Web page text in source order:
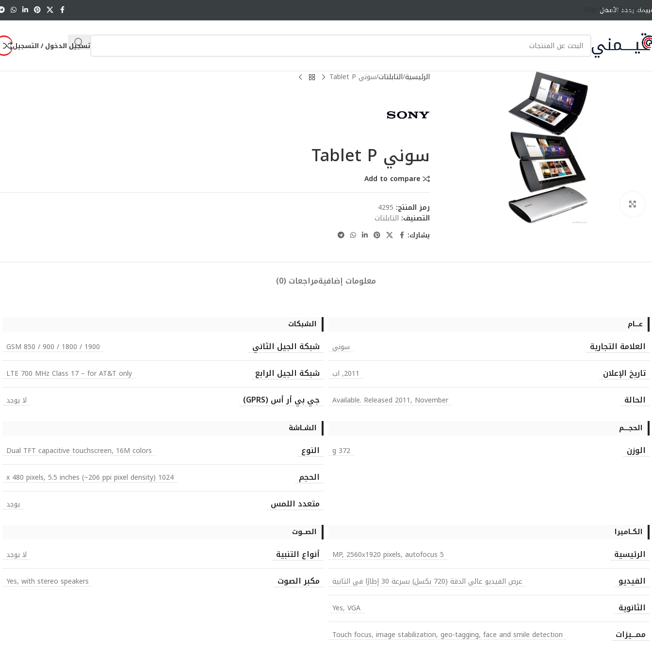
Skip to main content
يحدد الأفضل
تسجيل الدخول / التسجيل
الرئيسية التابلتات سوني Tablet P
سوني Tablet P
Add to compare
رمز المنتج: 4295
التصنيف: التابلتات
يشارك:
معلومات إضافيةمراجعات (0)
عــــام
العلامة التجارية سوني
تاريخ الإعلان 2011, اب
الحالة Available. Released 2011, November
الشبكات
شبكة الجيل الثاني GSM 850 / 900 / 1800 / 1900
شبكة الجيل الرابع LTE 700 MHz Class 17 – for AT&T only
جي بي أر أس (GPRS) لا يوجد
الحجـــــم
الوزن 372 g
الشــاشة
النوع Dual TFT capacitive touchscreen, 16M colors
الحجم 1024 x 480 pixels, 5.5 inches (~206 ppi pixel density)
متعدد اللمس يوجد
الكــاميرا
الرئيسية 5 MP, 2560х1920 pixels, autofocus
الفيديو عرض الفيديو عالي الدقة (720 بكسل) بسرعة 30 إطارًا في الثانية
الثانوية Yes, VGA
ممـــيزات Touch focus, image stabilization, geo-tagging, face and smile detection
الصـــوت
أنواع التنبية لا يوجد
مكبر الصوت Yes, with stereo speakers